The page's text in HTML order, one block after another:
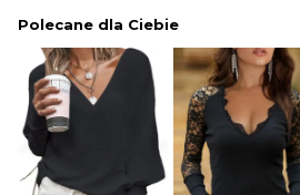
Polecane dla Ciebie